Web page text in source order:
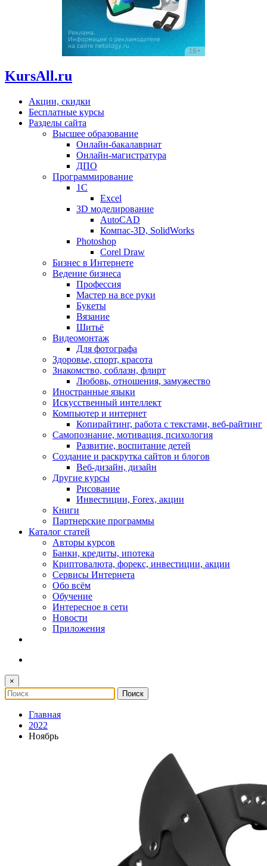
KursAll.ru
Акции, скидки
Бесплатные курсы
Разделы сайта
Высшее образование
Онлайн-бакалавриат
Онлайн-магистратура
ДПО
Программирование
1С
Excel
3D моделирование
AutoCAD
Компас-3D, SolidWorks
Photoshop
Corel Draw
Бизнес в Интернете
Ведение бизнеса
Профессия
Мастер на все руки
Букеты
Вязание
Шитьё
Видеомонтаж
Для фотографа
Здоровье, спорт, красота
Знакомство, соблазн, флирт
Любовь, отношения, замужество
Иностранные языки
Искусственный интеллект
Компьютер и интернет
Копирайтинг, работа с текстами, веб-райтинг
Самопознание, мотивация, психология
Развитие, воспитание детей
Создание и раскрутка сайтов и блогов
Веб-дизайн, дизайн
Другие курсы
Рисование
Инвестиции, Forex, акции
Книги
Партнерские программы
Каталог статей
Авторы курсов
Банки, кредиты, ипотека
Криптовалюта, форекс, инвестиции, акции
Сервисы Интернета
Обо всём
Обучение
Интересное в сети
Новости
Приложения
×
Главная
2022
Ноябрь